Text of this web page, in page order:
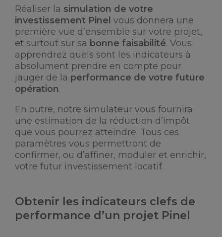
Réaliser la simulation de votre
investissement Pinel vous donnera une
première vue d’ensemble sur votre projet,
et surtout sur sa bonne faisabilité. Vous
apprendrez quels sont les indicateurs à
absolument prendre en compte pour
jauger de la performance de votre future
opération.
En outre, notre simulateur vous fournira
une estimation de la réduction d’impôt
que vous pourrez atteindre. Tous ces
paramètres vous permettront de
confirmer, ou d’affiner, moduler et enrichir,
votre futur investissement locatif.
Obtenir les indicateurs clefs de
performance d’un projet Pinel